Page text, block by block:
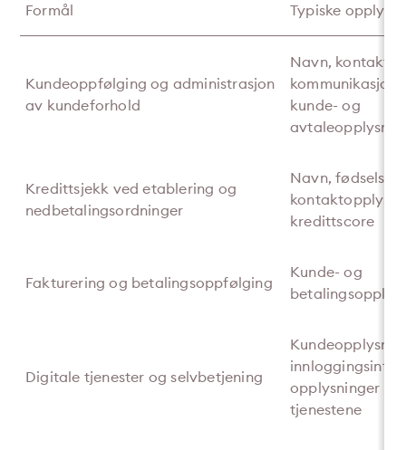
Formål Typiske
Kundeoppfølging og administrasjon
av kundeforhold
Navn,
kunde- og
Kredittsjekk ved etablering og
nedbetalingsordninger
Navn,
kredittscore
Fakturering og betalingsoppfølging
Kunde- og
Digitale tjenester og selvbetjening
opplysninger
tjenestene